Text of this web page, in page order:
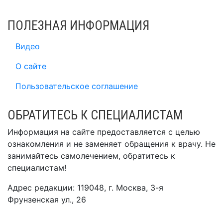
ПОЛЕЗНАЯ ИНФОРМАЦИЯ
Видео
О сайте
Пользовательское соглашение
ОБРАТИТЕСЬ К СПЕЦИАЛИСТАМ
Информация на сайте предоставляется с целью
ознакомления и не заменяет обращения к врачу. Не
занимайтесь самолечением, обратитесь к
специалистам!
Адрес редакции: 119048, г. Москва, 3-я
Фрунзенская ул., 26